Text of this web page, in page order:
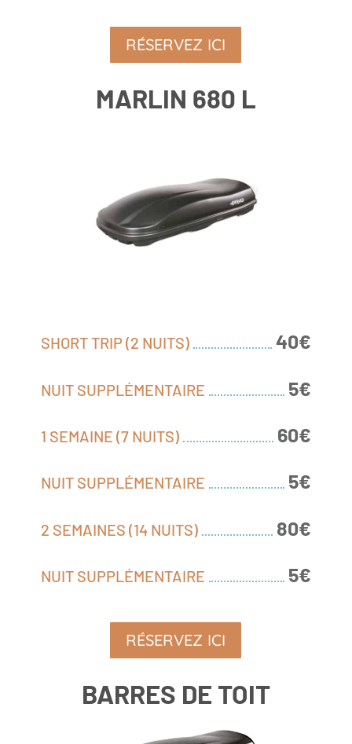
RÉSERVEZ ICI
MARLIN 680 L
SHORT TRIP (2 NUITS) 40€
NUIT SUPPLÉMENTAIRE 5€
1 SEMAINE (7 NUITS) 60€
NUIT SUPPLÉMENTAIRE 5€
2 SEMAINES (14 NUITS) 80€
NUIT SUPPLÉMENTAIRE 5€
RÉSERVEZ ICI
BARRES DE TOIT